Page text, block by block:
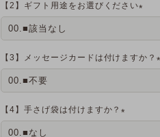
【2】ギフト用途をお選びください
必
須
)
【3】メッセージカードは付けますか？
)
【4】手さげ袋は付けますか？